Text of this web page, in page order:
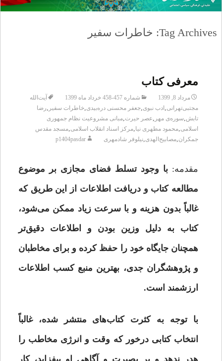
Tag Archives: خاطرات سفیر
معرفی کتاب
مرداد 8, 1399 شماره 457-458 خرداد ماه 1399
آیت‌الله
مجتبی‌تهرانی, ادب نبوی,جعفر محسنی دره‌بیدی,خاطرات سفیر ,رضا
تابش,سوره‌ی مهر ,عصر حیرت,مبانی مشروعیت نظام جمهوری
اسلامی,محمود مطهری نیا,مرکز اسناد انقلاب اسلامی,مسجد مقدس
جمکران,مصابیح‌الهدی,نیلوفر شادمهری p1404pasdar
مقدمه: با وجود تسلط فضای مجازی بر موضوع
مطالعه کتاب و دریافت اطلاعات از این طریق که
غالباً بدون هزینه و با سرعت زیاد ممکن می‌شود،
کتاب به دلیل وزین بودن و اطلاعات دقیق‌تر
همچنان جایگاه خود را حفظ کرده و برای مخاطبان
و پژوهشگران جدی، بهترین منبع کسب اطلاعات
ارزشمند است.
با توجه به کثرت کتاب‌های منتشر شده، غالباً
انتخاب کتابی درخور که وقت و انرژی مخاطب را